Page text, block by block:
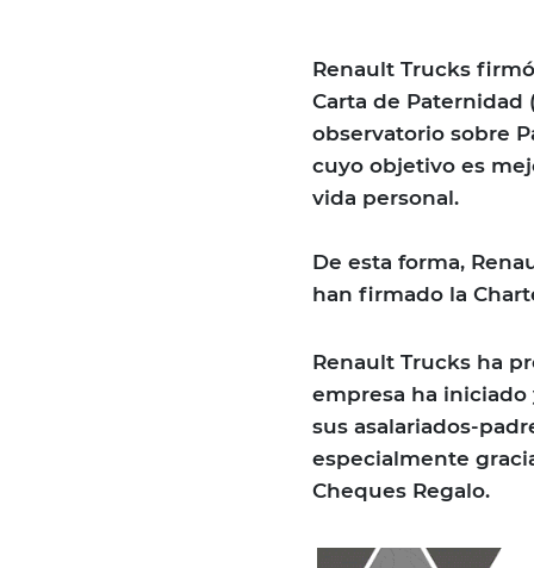
Renault Trucks
Carta de Paternidad
observatorio sobre
cuyo objetivo es
vida personal.
De esta forma,
han firmado la
Renault Trucks ha
empresa ha iniciado
sus asalariados-
especialmente
Cheques Regalo.